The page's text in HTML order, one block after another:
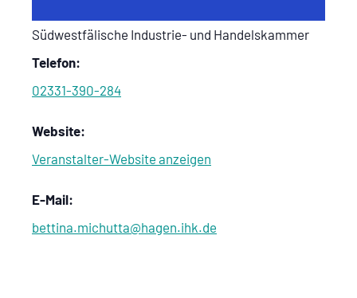
Südwestfälische Industrie- und Handelskammer
Telefon:
02331-390-284
Website:
Veranstalter-Website anzeigen
E-Mail:
bettina.michutta@hagen.ihk.de